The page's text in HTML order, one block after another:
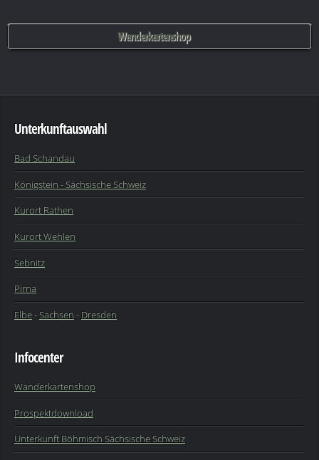
Wanderkartenshop
Unterkunftauswahl
Bad Schandau
Königstein - Sächsische Schweiz
Kurort Rathen
Kurort Wehlen
Sebnitz
Pirna
Elbe-Sachsen - Dresden
Infocenter
Wanderkartenshop
Prospektdownload
Unterkunft Böhmisch Sächsische Schweiz